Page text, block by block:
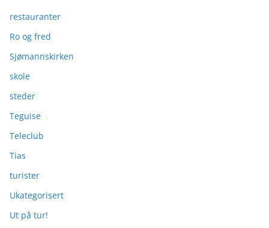
restauranter
Ro og fred
Sjømannskirken
skole
steder
Teguise
Teleclub
Tias
turister
Ukategorisert
Ut på tur!